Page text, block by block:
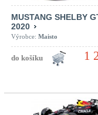
MUSTANG SHELBY
2020
Výrobce: Maisto
1